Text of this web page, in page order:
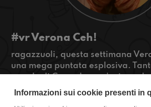
#vr Verona Ceh!
ragazzuoli, questa settimana
una mega puntata esplosiva.
angolo di Carmelo e un'azione
squadre rivali nel mondo del
Informazioni sui cookie presenti in